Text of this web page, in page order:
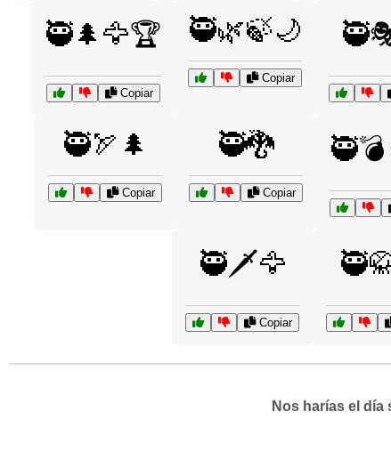
🥷🌲🦅🏆
Copiar
🥷🌿🍃🌙
Copiar
🥷🏹🌲
Copiar
🥷🐉
Copiar
🥷🗡️🦅
Copiar
Nos harías el